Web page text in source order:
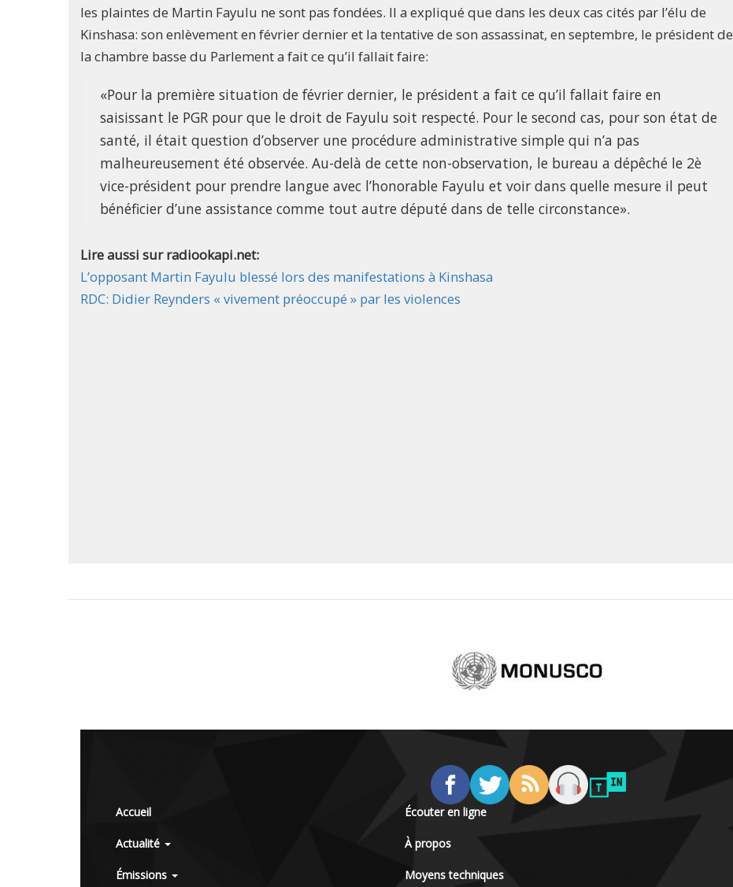
les plaintes de Martin Fayulu ne sont pas fondées. Il a expliqué que dans les deux cas cités par l’élu de
Kinshasa: son enlèvement en février dernier et la tentative de son assassinat, en septembre, le président de
la chambre basse du Parlement a fait ce qu’il fallait faire:
«Pour la première situation de février dernier, le président a fait ce qu’il fallait faire en
saisissant le PGR pour que le droit de Fayulu soit respecté. Pour le second cas, pour son état de
santé, il était question d’observer une procédure administrative simple qui n’a pas
malheureusement été observée. Au-delà de cette non-observation, le bureau a dépêché le 2è
vice-président pour prendre langue avec l’honorable Fayulu et voir dans quelle mesure il peut
bénéficier d’une assistance comme tout autre député dans de telle circonstance».
Lire aussi sur radiookapi.net:
L’opposant Martin Fayulu blessé lors des manifestations à Kinshasa
RDC: Didier Reynders « vivement préoccupé » par les violences
Accueil
Actualité
Émissions
Écouter en ligne
À propos
Moyens techniques